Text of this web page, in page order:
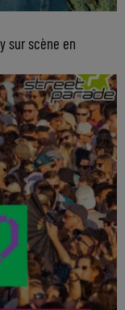
sur scène en